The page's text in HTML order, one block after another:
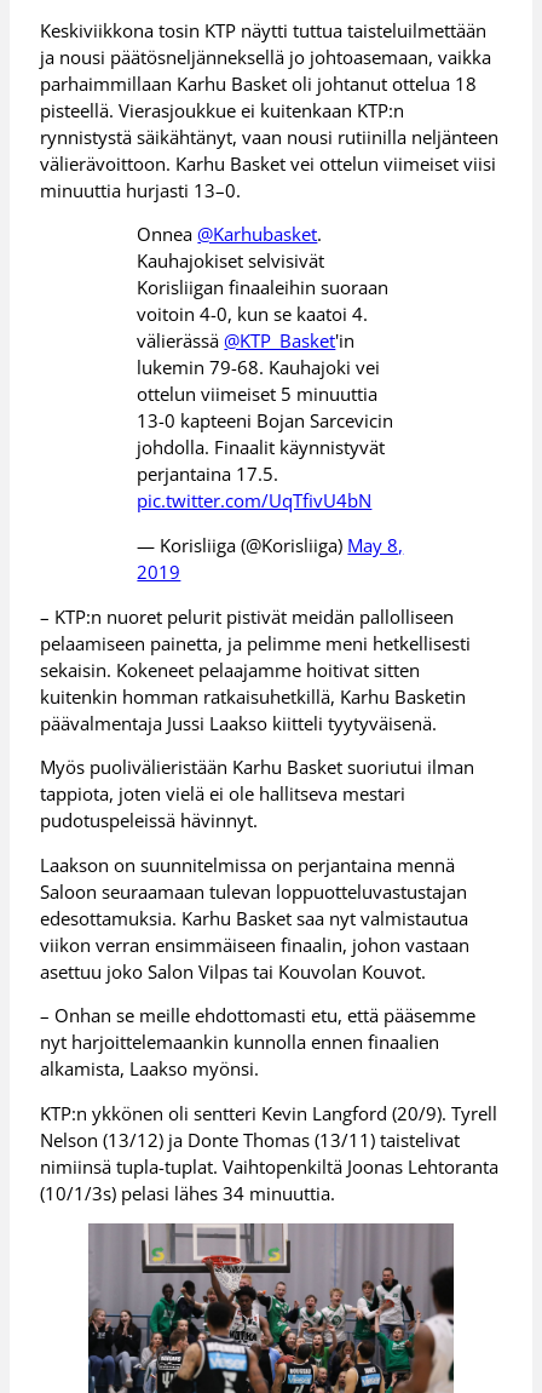
Keskiviikkona tosin KTP näytti tuttua taisteluilmettään
ja nousi päätösneljänneksellä jo johtoasemaan, vaikka
parhaimmillaan Karhu Basket oli johtanut ottelua 18
pisteellä. Vierasjoukkue ei kuitenkaan KTP:n
rynnistystä säikähtänyt, vaan nousi rutiinilla neljänteen
välierävoittoon. Karhu Basket vei ottelun viimeiset viisi
minuuttia hurjasti 13–0.
Onnea@Karhubasket.
Kauhajokiset selvisivät
Korisliigan finaaleihin suoraan
voitoin 4-0, kun se kaatoi 4.
välierässä@KTP_Basket'in
lukemin 79-68. Kauhajoki vei
ottelun viimeiset 5 minuuttia
13-0 kapteeni Bojan Sarcevicin
johdolla. Finaalit käynnistyvät
perjantaina 17.5.
pic.twitter.com/UqTfivU4bN
— Korisliiga (@Korisliiga) May 8,
2019
– KTP:n nuoret pelurit pistivät meidän pallolliseen
pelaamiseen painetta, ja pelimme meni hetkellisesti
sekaisin. Kokeneet pelaajamme hoitivat sitten
kuitenkin homman ratkaisuhetkillä, Karhu Basketin
päävalmentaja Jussi Laakso kiitteli tyytyväisenä.
Myös puolivälieristään Karhu Basket suoriutui ilman
tappiota, joten vielä ei ole hallitseva mestari
pudotuspeleissä hävinnyt.
Laakson on suunnitelmissa on perjantaina mennä
Saloon seuraamaan tulevan loppuotteluvastustajan
edesottamuksia. Karhu Basket saa nyt valmistautua
viikon verran ensimmäiseen finaalin, johon vastaan
asettuu joko Salon Vilpas tai Kouvolan Kouvot.
– Onhan se meille ehdottomasti etu, että pääsemme
nyt harjoittelemaankin kunnolla ennen finaalien
alkamista, Laakso myönsi.
KTP:n ykkönen oli sentteri Kevin Langford (20/9). Tyrell
Nelson (13/12) ja Donte Thomas (13/11) taistelivat
nimiinsä tupla-tuplat. Vaihtopenkiltä Joonas Lehtoranta
(10/1/3s) pelasi lähes 34 minuuttia.